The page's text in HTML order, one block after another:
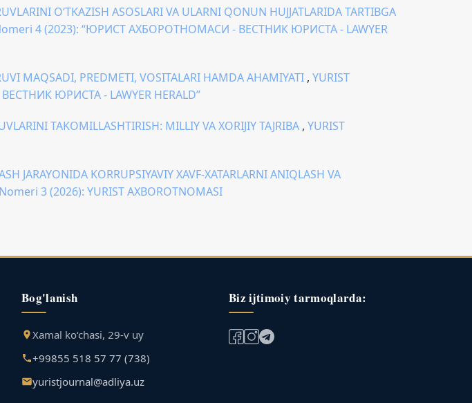
O‘TKAZISH ASOSLARI VA ULARNI QONUN HUJJATLARIDA TARTIBGA
Nomeri 4 (2023): “ЮРИСТ АХБОРОТНОМАСИ - ВЕСТНИК ЮРИСТА - LAWYER
MAQSADI, PREDMETI, VOSITALARI HAMDA AHAMIYATI , YURIST
ЮРИСТА - LAWYER HERALD”
TAKOMILLASHTIRISH: MILLIY VA XORIJIY TAJRIBA , YURIST
JARAYONIDA KORRUPSIYAVIY XAVF-XATARLARNI ANIQLASH VA
3 (2026): YURIST AXBOROTNOMASI
Bog'lanish
Xamal ko‘chasi, 29-v uy
+99855 518 57 77 (738)
yuristjournal@adliya.uz
Biz ijtimoiy tarmoqlarda: